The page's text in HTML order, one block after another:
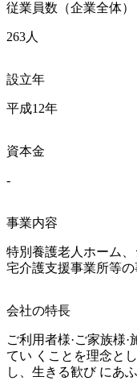
従業員数（企業全体）
263人
設立年
平成12年
資本金
-
事業内容
特別養護老人ホーム
宅介護支援事業所等の
会社の特長
ご利用者様·ご家族様
てい くことを理念と
し、生きる歓び にあ